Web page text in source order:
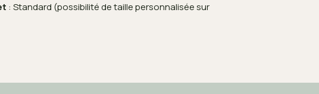
: Standard (possibilité de taille personnalisée sur